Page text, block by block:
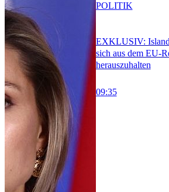
EXKLUSIV:
sich aus dem EU-
herauszuhalten
09:35
POLITIK